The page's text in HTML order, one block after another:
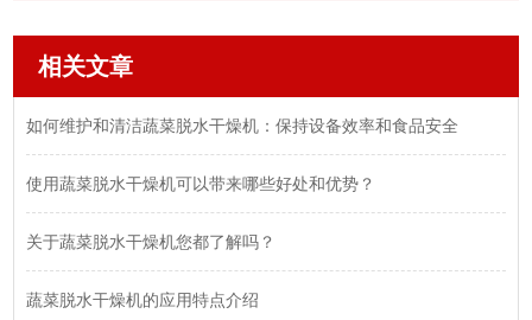
相关文章
如何维护和清洁蔬菜脱水干燥机：保持设备效率和食品安全
使用蔬菜脱水干燥机可以带来哪些好处和优势？
关于蔬菜脱水干燥机您都了解吗？
蔬菜脱水干燥机的应用特点介绍